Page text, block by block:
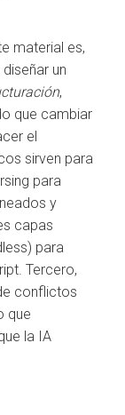
material es,
un
,
que cambiar
el
sirven para
para
y
capas
para
Tercero,
conflictos
que
la IA